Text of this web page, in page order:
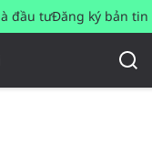
đầu tưĐăng ký bản tin